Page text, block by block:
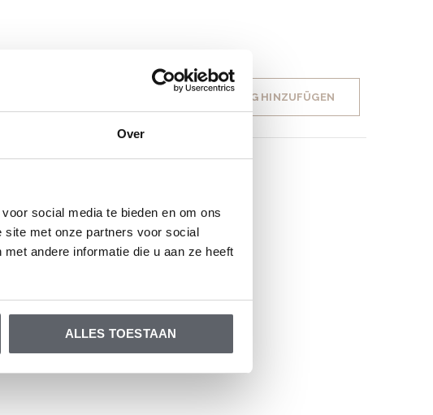
Over
social media te bieden en om ons
site met onze partners voor social
andere informatie die u aan ze heeft
ALLES TOESTAAN
IHRE BEWERTUNG HINZUFÜGEN